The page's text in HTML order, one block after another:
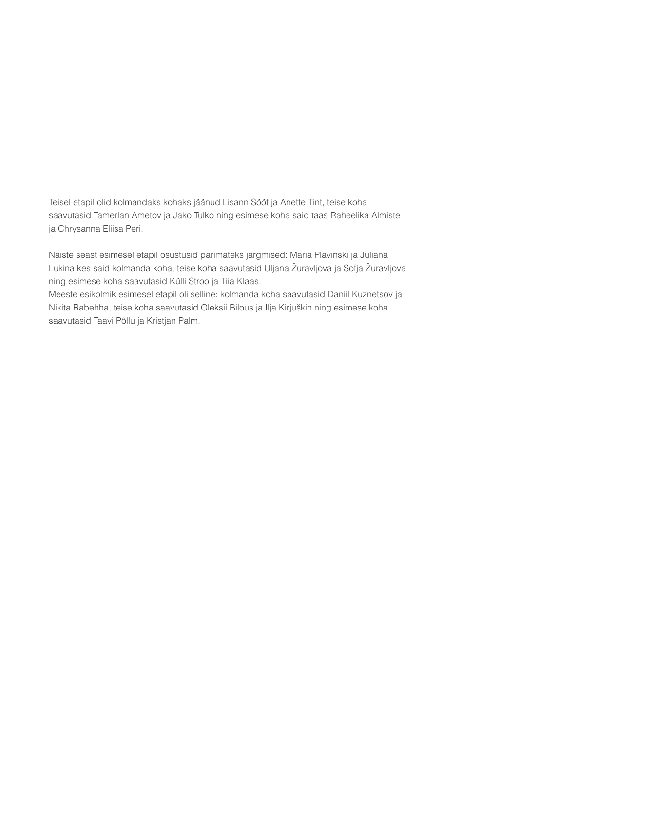
Teisel etapil olid kolmandaks kohaks jäänud Lisann Sööt ja Anette Tint, teise koha
saavutasid Tamerlan Ametov ja Jako Tulko ning esimese koha said taas Raheelika Almiste
ja Chrysanna Eliisa Peri.
Naiste seast esimesel etapil osustusid parimateks järgmised: Maria Plavinski ja Juliana
Lukina kes said kolmanda koha, teise koha saavutasid Uljana Žuravljova ja Sofja Žuravljova
ning esimese koha saavutasid Külli Stroo ja Tiia Klaas.
Meeste esikolmik esimesel etapil oli selline: kolmanda koha saavutasid Daniil Kuznetsov ja
Nikita Rabehha, teise koha saavutasid Oleksii Bilous ja Ilja Kirjuškin ning esimese koha
saavutasid Taavi Põllu ja Kristjan Palm.